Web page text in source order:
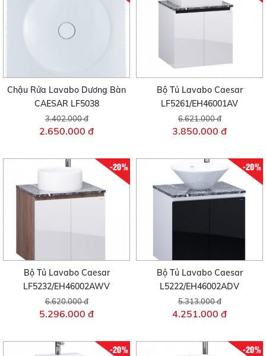
Chậu Rửa Lavabo Dương Bàn
CAESAR LF5038
3.402.000 đ
2.650.000 đ
Bộ Tủ Lavabo Caesar
LF5261/EH46001AV
6.621.000 đ
3.850.000 đ
-20%
Bộ Tủ Lavabo Caesar
LF5232/EH46002AWV
6.620.000 đ
5.296.000 đ
-20%
Bộ Tủ Lavabo Caesar
L5222/EH46002ADV
5.313.000 đ
4.251.000 đ
-20% -20%